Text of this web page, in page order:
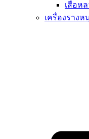
เสือห
เครื่องรางห